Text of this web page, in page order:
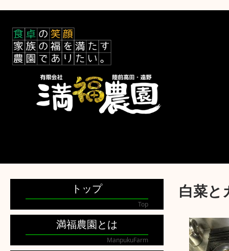
トップ
Top
満福農園とは
ManpukuFarm
白菜と